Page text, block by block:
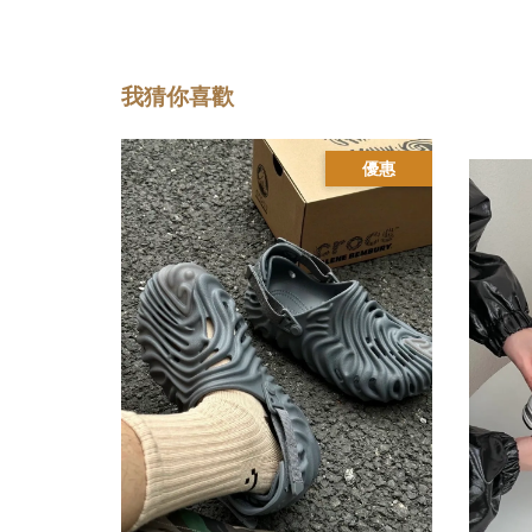
我猜你喜歡
優惠